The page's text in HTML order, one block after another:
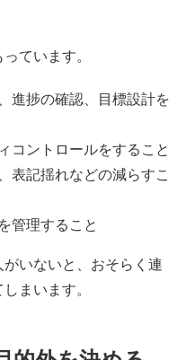
ています。
進捗の確認、目標設計を
コントロールをすること
表記揺れなどの減らすこ
管理すること
いないと、おそらく連
まいます。